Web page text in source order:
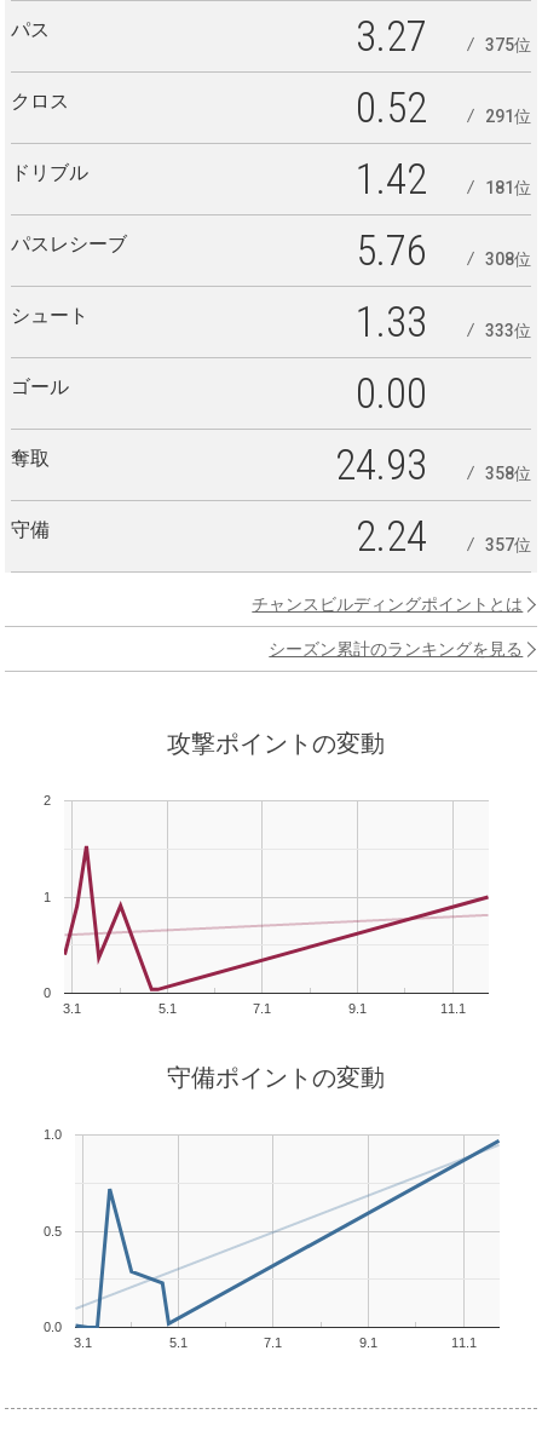
パス 3.27 375位
クロス 0.52 291位
ドリブル 1.42 181位
パスレシーブ 5.76 308位
シュート 1.33 333位
ゴール 0.00
奪取 24.93 358位
守備 2.24 357位
チャンスビルディングポイントとは
シーズン累計のランキングを見る
攻撃ポイントの変動
3.1 5.1 7.1 9.1 11.1
0
1
2
守備ポイントの変動
3.1 5.1 7.1 9.1 11.1
0.0
0.5
1.0